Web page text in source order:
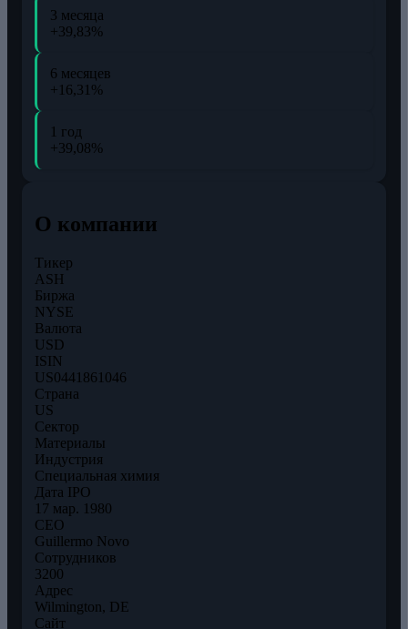
3 месяца
+39,83%
6 месяцев
+16,31%
1 год
+39,08%
О компании
Тикер
ASH
Биржа
NYSE
Валюта
USD
ISIN
US0441861046
Страна
US
Сектор
Материалы
Индустрия
Специальная химия
Дата IPO
17 мар. 1980
CEO
Guillermo Novo
Сотрудников
3200
Адрес
Wilmington, DE
Сайт